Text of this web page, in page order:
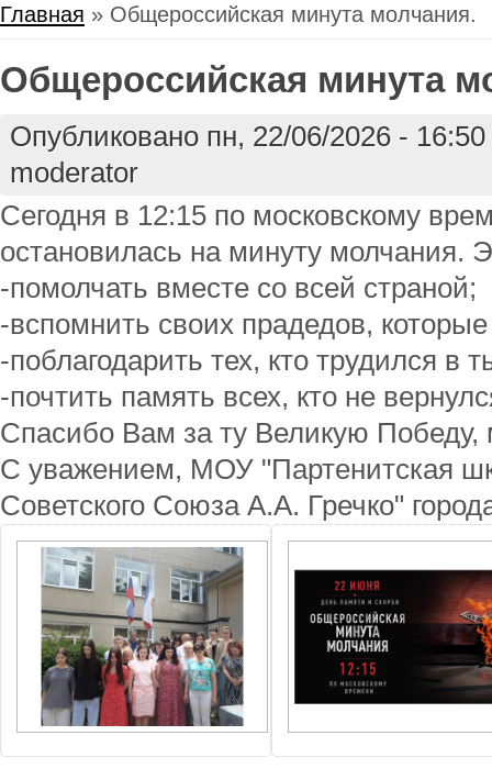
Главная » Общероссийская минута молчания.
Общероссийская минута
Опубликовано пн, 22/06/2026 -
moderator
Сегодня в 12:15 по московскому
остановилась на минуту молчания.
-помолчать вместе со всей страной;
-вспомнить своих прадедов,
-поблагодарить тех, кто трудился в
-почтить память всех, кто не
Спасибо Вам за ту Великую
С уважением, МОУ "Партенитская
Советского Союза А.А. Гречко"